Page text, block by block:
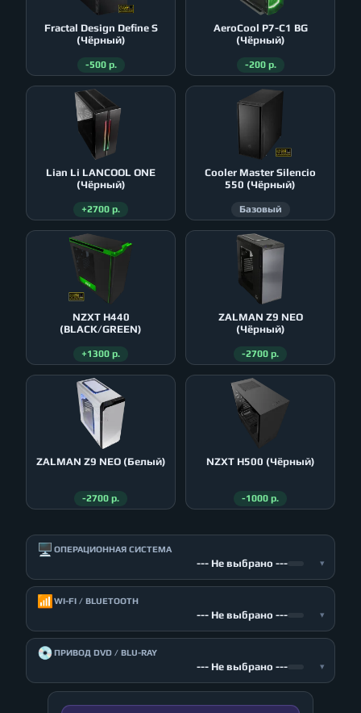
Fractal Design Define S
(Чёрный)
-500 р.
AeroСool P7-C1 BG
(Чёрный)
-200 р.
Lian Li LANCOOL ONE
(Чёрный)
+2700 р.
Cooler Master Silencio
550 (Чёрный)
Базовый
NZXT H440
(BLACK/GREEN)
+1300 р.
ZALMAN Z9 NEO
(Чёрный)
-2700 р.
ZALMAN Z9 NEO (Белый)
-2700 р.
NZXT H500 (Чёрный)
-1000 р.
🖥️ ОПЕРАЦИОННАЯ СИСТЕМА
--- Не выбрано --- ▾
📶 WI-FI / BLUETOOTH
--- Не выбрано --- ▾
💿ПРИВОД DVD / BLU-RAY
--- Не выбрано --- ▾